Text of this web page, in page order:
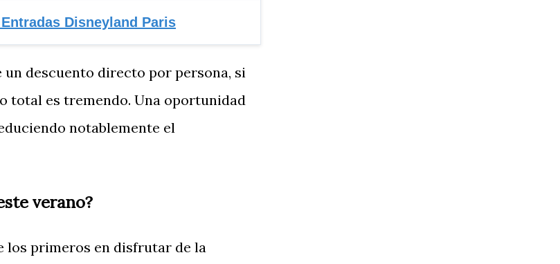
Disneyland Paris
un descuento directo por persona, si
total es tremendo. Una oportunidad
notablemente el
verano?
los primeros en disfrutar de la